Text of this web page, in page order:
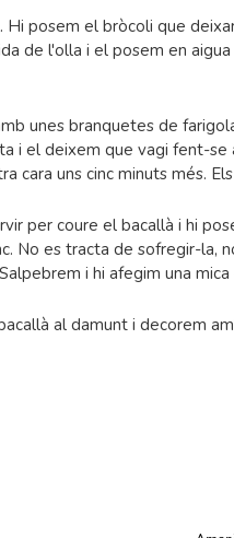
posem el bròcoli que
de l'olla i el posem en
unes branquetes de
i el deixem que vagi fent-se
uns cinc minuts més.
per coure el bacallà i hi
No es tracta de sofregir-la,
i hi afegim una
al damunt i decorem